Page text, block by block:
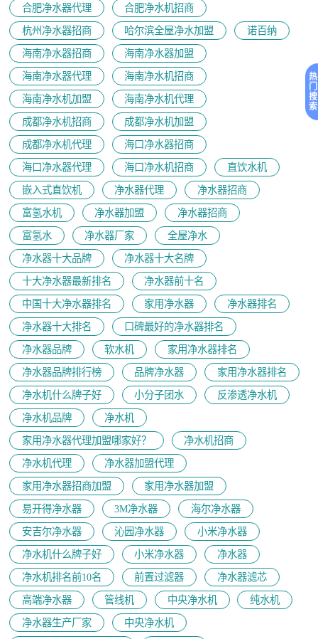
合肥净水器代理
合肥净水机招商
杭州净水器招商
哈尔滨全屋净水加盟
诺百纳
海南净水器招商
海南净水器加盟
海南净水器代理
海南净水机招商
海南净水机加盟
海南净水机代理
成都净水机招商
成都净水机加盟
成都净水机代理
海口净水器招商
海口净水器代理
海口净水机招商
直饮水机
嵌入式直饮机
净水器代理
净水器招商
富氢水机
净水器加盟
净水器招商
富氢水
净水器厂家
全屋净水
净水器十大品牌
净水器十大名牌
十大净水器最新排名
净水器前十名
中国十大净水器排名
家用净水器
净水器排名
净水器十大排名
口碑最好的净水器排名
净水器品牌
软水机
家用净水器排名
净水器品牌排行榜
品牌净水器
家用净水器排名
净水机什么牌子好
小分子团水
反渗透净水机
净水机品牌
净水机
家用净水器代理加盟哪家好？
净水机招商
净水机代理
净水器加盟代理
家用净水器招商加盟
家用净水器加盟
易开得净水器
3M净水器
海尔净水器
安吉尔净水器
沁园净水器
小米净水器
净水机什么牌子好
小米净水器
净水器
净水机排名前10名
前置过滤器
净水器滤芯
高端净水器
管线机 中央净水机
纯水机
净水器生产厂家
中央净水机
热
门
搜
索